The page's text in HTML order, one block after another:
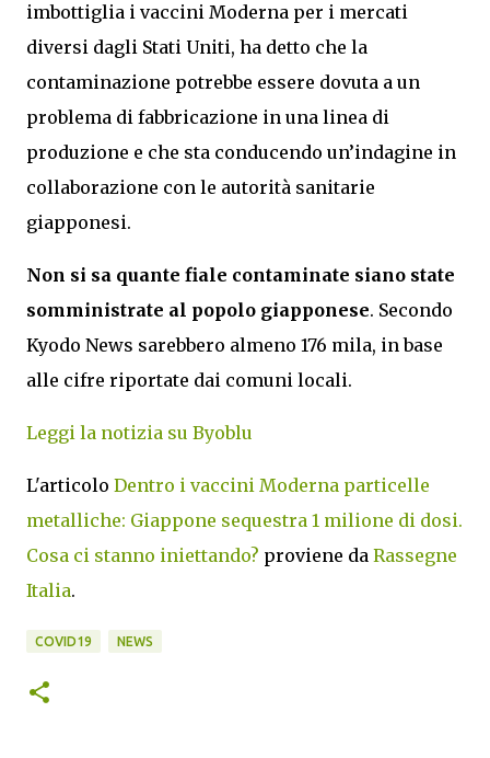
imbottiglia i vaccini Moderna per i mercati
diversi dagli Stati Uniti, ha detto che la
contaminazione potrebbe essere dovuta a un
problema di fabbricazione in una linea di
produzione e che sta conducendo un’indagine in
collaborazione con le autorità sanitarie
giapponesi.
Non si sa quante fiale contaminate siano state
somministrate al popolo giapponese. Secondo
Kyodo News sarebbero almeno 176 mila, in base
alle cifre riportate dai comuni locali.
Leggi la notizia su Byoblu
L'articolo Dentro i vaccini Moderna particelle
metalliche: Giappone sequestra 1 milione di dosi.
Cosa ci stanno iniettando? proviene da Rassegne
Italia.
COVID19 NEWS